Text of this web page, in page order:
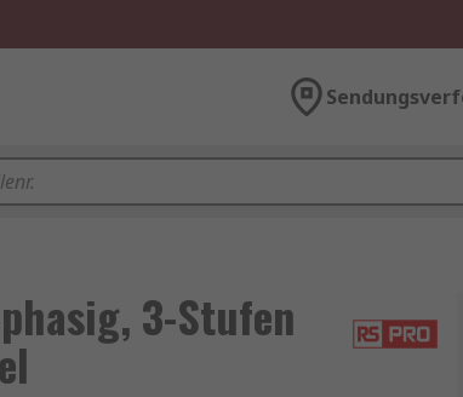
3-Stufen